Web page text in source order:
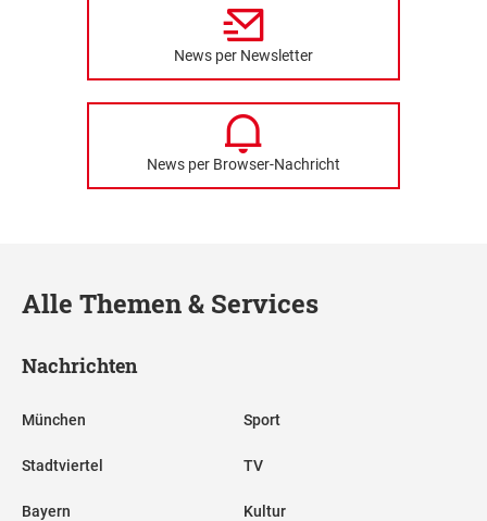
News per Newsletter
News per Browser-Nachricht
Alle Themen & Services
Nachrichten
München
Stadtviertel
Bayern
Sport
TV
Kultur